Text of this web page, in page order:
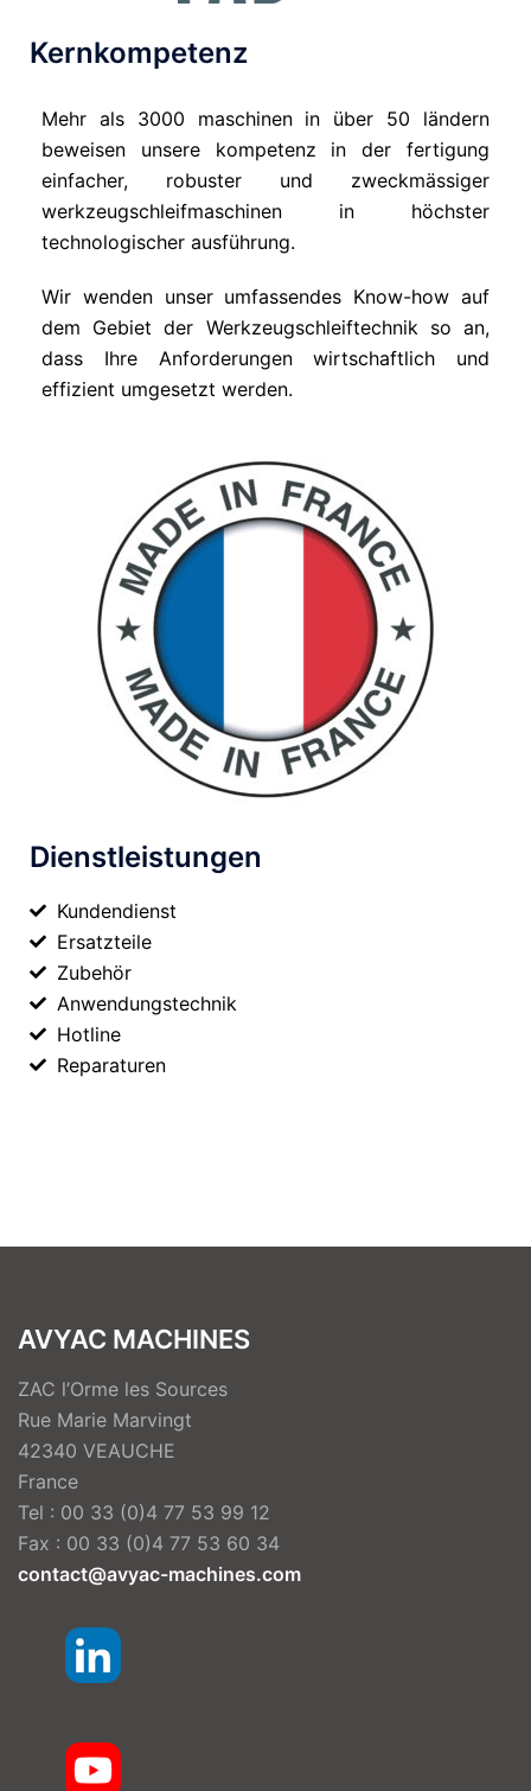
Kernkompetenz
Mehr als 3000 maschinen in über 50 ländern
beweisen unsere kompetenz in der fertigung
einfacher, robuster und zweckmässiger
werkzeugschleifmaschinen in höchster
technologischer ausführung.
Wir wenden unser umfassendes Know-how auf
dem Gebiet der Werkzeugschleiftechnik so an,
dass Ihre Anforderungen wirtschaftlich und
effizient umgesetzt werden.
Dienstleistungen
Kundendienst
Ersatzteile
Zubehör
Anwendungstechnik
Hotline
Reparaturen
AVYAC MACHINES
ZAC l’Orme les Sources
Rue Marie Marvingt
42340 VEAUCHE
France
Tel : 00 33 (0)4 77 53 99 12
Fax : 00 33 (0)4 77 53 60 34
contact@avyac-machines.com